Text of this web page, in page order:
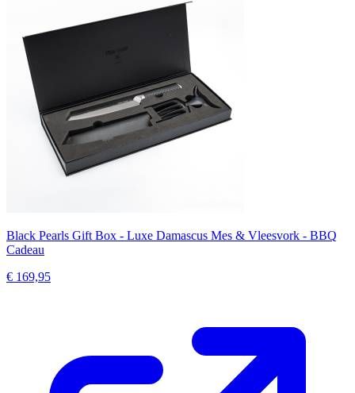
Black Pearls Gift Box - Luxe Damascus Mes & Vleesvork - BBQ
Cadeau
€ 169,95